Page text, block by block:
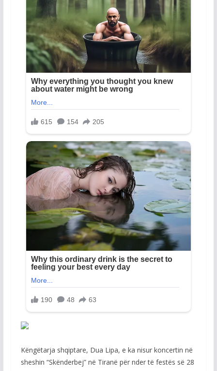
Këngëtarja shqiptare, Dua Lipa, e ka nisur koncertin në
sheshin “Skënderbej” në Tiranë për nder të festës së 28